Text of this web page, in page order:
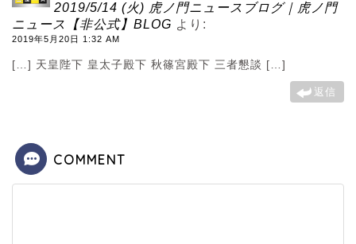
2019/5/14 (火) 虎ノ門ニュースブログ｜虎ノ門
ニュース【非公式】BLOG より:
2019年5月20日 1:32 AM
[…] 天皇陛下 皇太子殿下 秋篠宮殿下 三者懇談 […]
返信
COMMENT